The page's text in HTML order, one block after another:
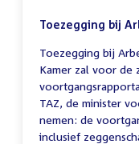
Toezegging bij
Toezegging bij
Kamer zal voor de
TAZ, de minister
nemen: de
inclusief